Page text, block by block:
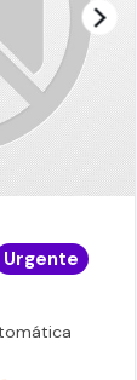
Urgente